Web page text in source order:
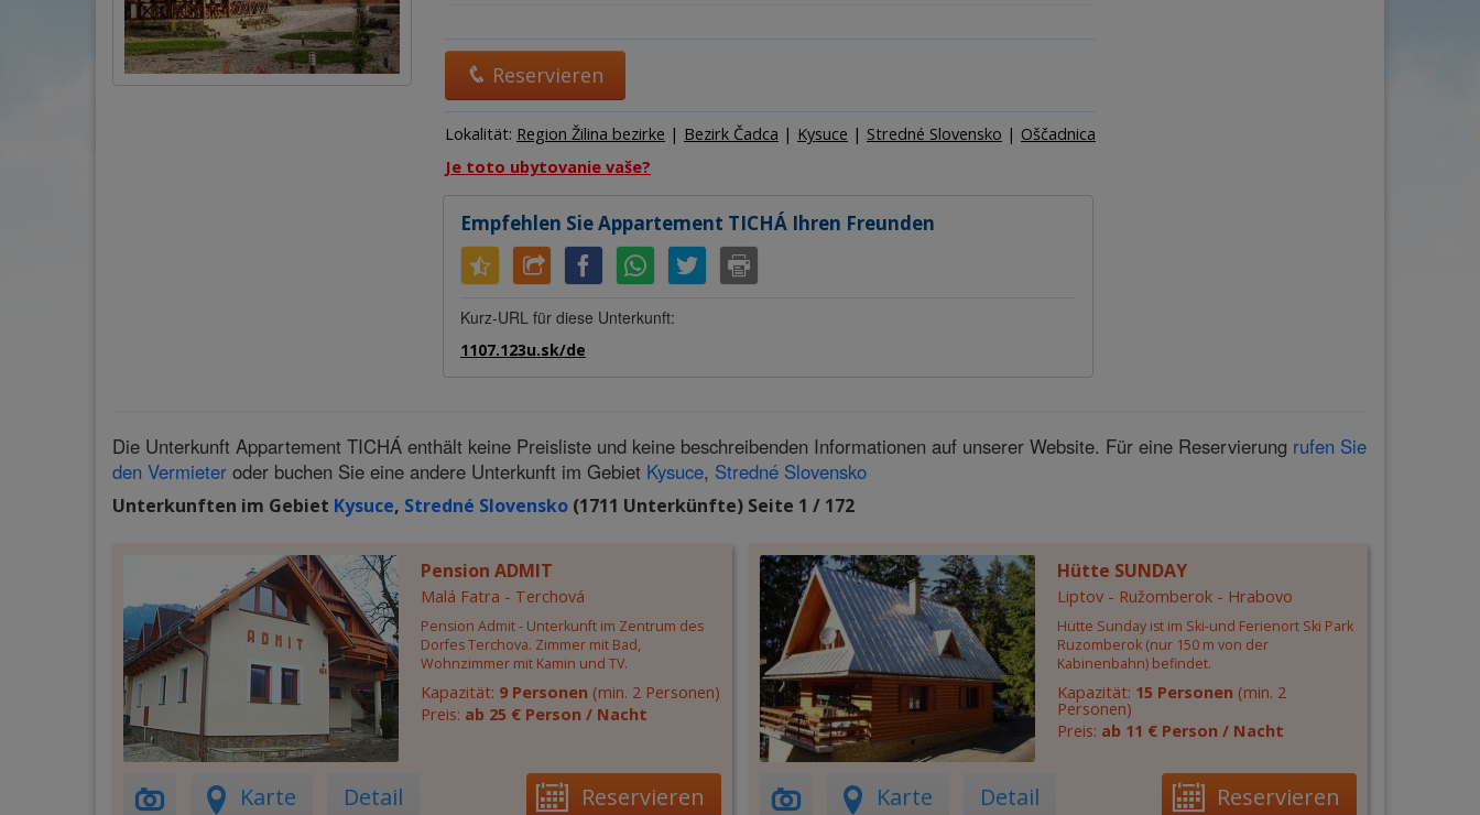
Hotel
Reservieren
Lokalität: Region Žilina bezirke | Bezirk Čadca | Kysuce | Stredné Slovensko | Oščadnica
Je toto ubytovanie vaše?
Empfehlen Sie Appartement TICHÁ Ihren Freunden
Kurz-URL für diese Unterkunft:
1107.123u.sk/de
Die Unterkunft Appartement TICHÁ enthält keine Preisliste und keine beschreibenden Informationen auf unserer Website. Für eine Reservierung rufen Sie
den Vermieter oder buchen Sie eine andere Unterkunft im Gebiet Kysuce, Stredné Slovensko
Unterkunften im Gebiet Kysuce, Stredné Slovensko (1711 Unterkünfte) Seite 1 / 172
Pension ADMIT
Malá Fatra - Terchová
Pension Admit - Unterkunft im Zentrum des
Dorfes Terchova. Zimmer mit Bad,
Wohnzimmer mit Kamin und TV.
Kapazität: 9 Personen (min. 2 Personen)
Preis: ab 25 € Person / Nacht
Karte Detail Reservieren
Hütte SUNDAY
Liptov - Ružomberok - Hrabovo
Hütte Sunday ist im Ski-und Ferienort Ski Park
Ruzomberok (nur 150 m von der
Kabinenbahn) befindet.
Kapazität: 15 Personen (min. 2
Personen)
Preis: ab 11 € Person / Nacht
Karte Detail Reservieren